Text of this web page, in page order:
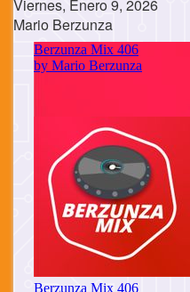
Viernes, Enero 9, 2026
Mario Berzunza
Cuerpo